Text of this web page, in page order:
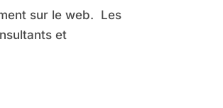
sur le web. Les
et